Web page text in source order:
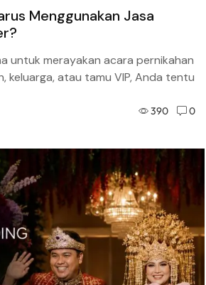
Menggunakan Jasa
untuk merayakan acara pernikahan
keluarga, atau tamu VIP, Anda tentu
390 0